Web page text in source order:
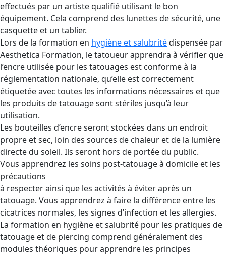
effectués par un artiste qualifié utilisant le bon
équipement. Cela comprend des lunettes de sécurité, une
casquette et un tablier.
Lors de la formation en hygiène et salubritédispensée par
Aesthetica Formation, le tatoueur apprendra à vérifier que
l’encre utilisée pour les tatouages est conforme à la
réglementation nationale, qu’elle est correctement
étiquetée avec toutes les informations nécessaires et que
les produits de tatouage sont stériles jusqu’à leur
utilisation.
Les bouteilles d’encre seront stockées dans un endroit
propre et sec, loin des sources de chaleur et de la lumière
directe du soleil. Ils seront hors de portée du public.
Vous apprendrez les soins post-tatouage à domicile et les
précautions
à respecter ainsi que les activités à éviter après un
tatouage. Vous apprendrez à faire la différence entre les
cicatrices normales, les signes d’infection et les allergies.
La formation en hygiène et salubrité pour les pratiques de
tatouage et de piercing comprend généralement des
modules théoriques pour apprendre les principes